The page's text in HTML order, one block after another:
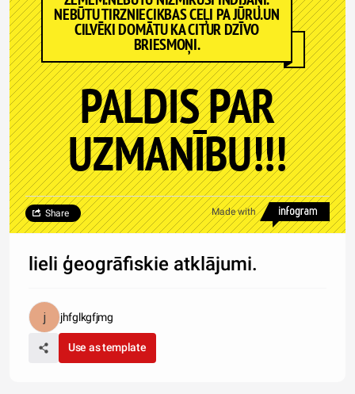
NEBŪTU TIRZNIECIKBAS CEĻI PA JŪRU.UN
CILVĒKI DOMĀTU KA CITUR DZĪVO
BRIESMOŅI.
PALDIS PAR
UZMANĪBU!!!
Made with
Share
lieli ģeogrāfiskie atklājumi.
jhfglkgfjmg
Use as template